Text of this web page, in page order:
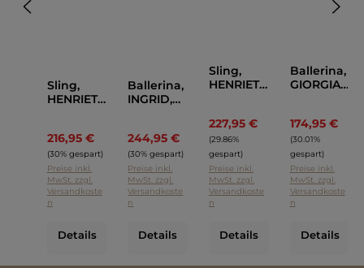
Sling,
HENRIETT
216,95 €
Regulärer Preis:
(30% gespart)
Preise inkl.
MwSt. zzgl.
Versandkoste
n
Details
Ballerina,
INGRID,
244,95 €
Regulärer Preis:
(30% gespart)
Preise inkl.
MwSt. zzgl.
Versandkoste
n
Details
Sling,
HENRIETT
227,95 €
Regulärer Preis:
(29.86%
gespart)
Preise inkl.
MwSt. zzgl.
Versandkoste
n
Details
Ballerina,
GIORGIA,
174,95 €
(30.01%
gespart)
Preise inkl.
MwSt. zzgl.
Versandkoste
n
Details